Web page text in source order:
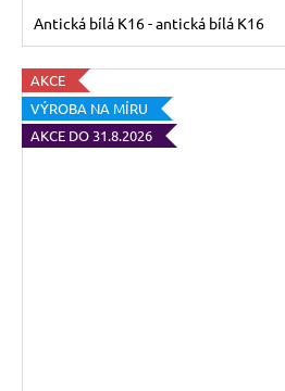
Antická bílá K16 - antická bílá K16
AKCE
VÝROBA NA MÍRU
AKCE DO 31.8.2026